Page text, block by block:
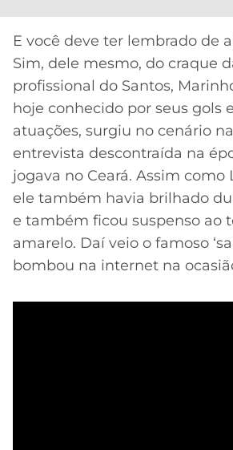
E você deve ter lembrado de
Sim, dele mesmo, do craque
profissional do Santos,
hoje conhecido por seus gols
atuações, surgiu no cenário
entrevista descontraída na
jogava no Ceará. Assim como
ele também havia brilhado
e também ficou suspenso ao
amarelo. Daí veio o famoso
bombou na internet na